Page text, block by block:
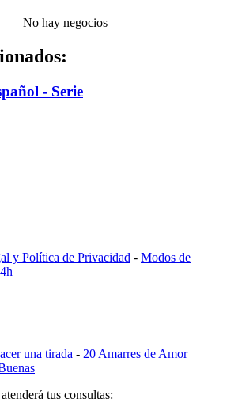
No hay negocios
- Serie
y Política de Privacidad - Modos de
una tirada - 20 Amarres de Amor
atenderá tus consultas: